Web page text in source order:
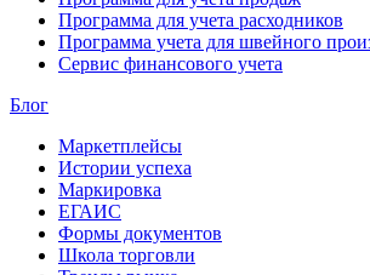
Программа для учета расходников
Программа учета для швейного
Сервис финансового учета
Блог
Маркетплейсы
Истории успеха
Маркировка
ЕГАИС
Формы документов
Школа торговли